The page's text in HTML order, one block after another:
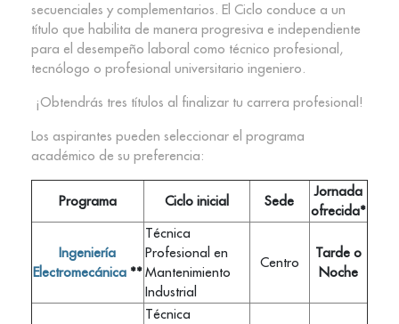
secuenciales y complementarios. El Ciclo conduce a un
título que habilita de manera progresiva e independiente
para el desempeño laboral como técnico profesional,
tecnólogo o profesional universitario ingeniero.
¡Obtendrás tres títulos al finalizar tu carrera profesional!
Los aspirantes pueden seleccionar el programa
académico de su preferencia:
Programa Ciclo inicial Sede
Jornada
ofrecida*
Ingeniería
Electromecánica**
Técnica
Profesional en
Mantenimiento
Industrial
Centro
Tarde o
Noche
Técnica